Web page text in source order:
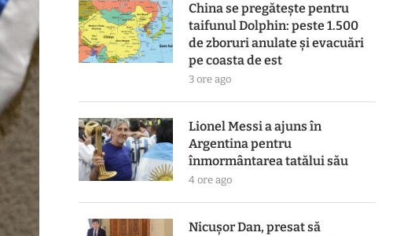
China se pregătește pentru
taifunul Dolphin: peste 1.500
de zboruri anulate și evacuări
pe coasta de est
3 ore ago
Lionel Messi a ajuns în
Argentina pentru
înmormântarea tatălui său
4 ore ago
Nicușor Dan, presat să